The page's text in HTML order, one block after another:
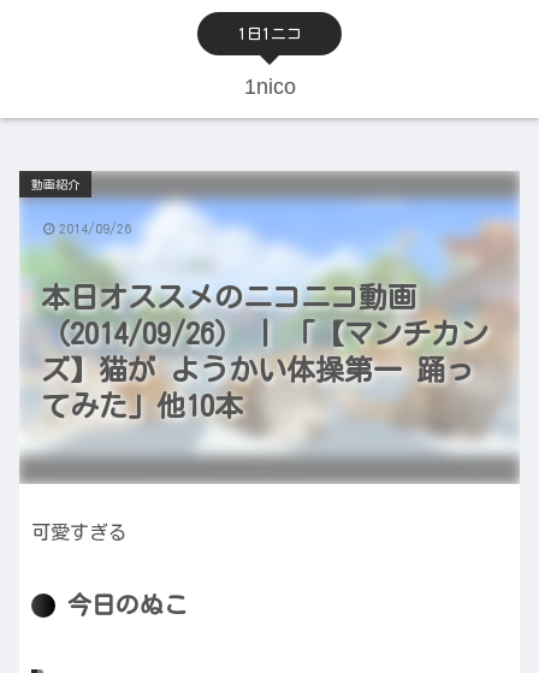
1日1ニコ
1nico
本日オススメのニコニコ動画
（2014/09/26） | 「【マンチカン
ズ】猫が ようかい体操第一 踊っ
てみた」他10本
動画紹介
2014/09/26
可愛すぎる
今日のぬこ